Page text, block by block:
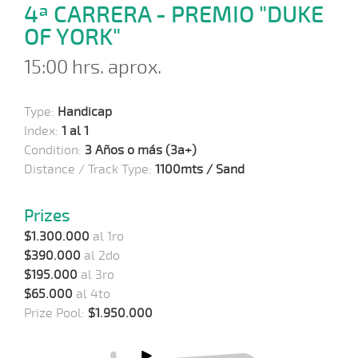
4ª CARRERA - PREMIO "DUKE
OF YORK"
15:00 hrs. aprox.
Type: Handicap
Index: 1 al 1
Condition: 3 Años o más (3a+)
Distance / Track Type: 1100mts / Sand
Prizes
$1.300.000 al 1ro
$390.000 al 2do
$195.000 al 3ro
$65.000 al 4to
Prize Pool: $1.950.000